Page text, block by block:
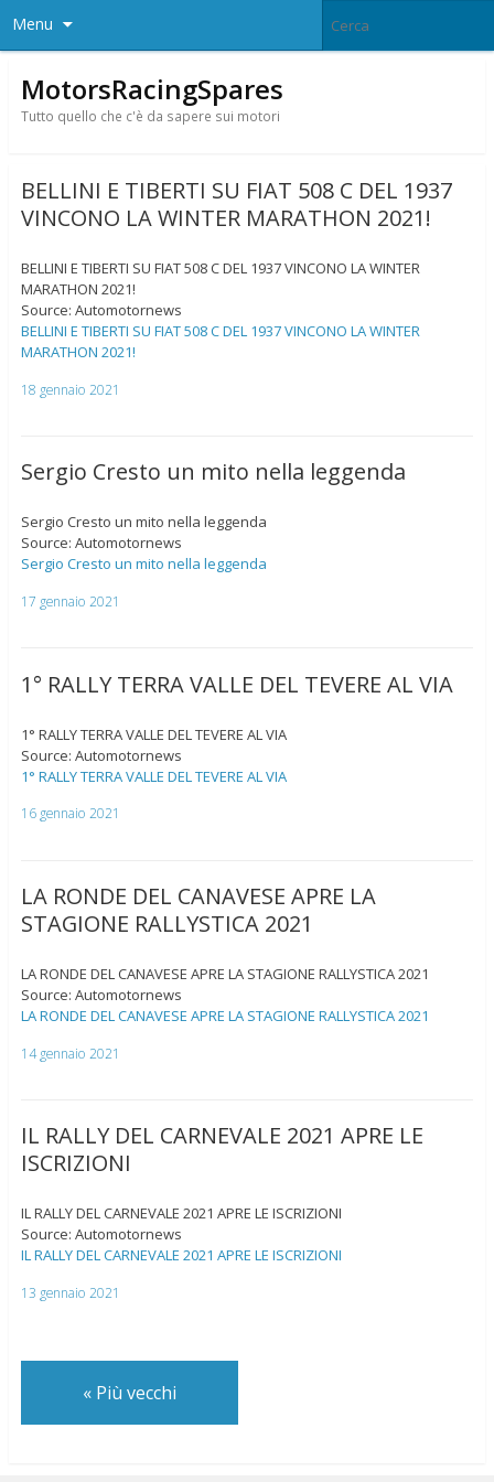
Menu
MotorsRacingSpares
Tutto quello che c'è da sapere sui motori
BELLINI E TIBERTI SU FIAT 508 C DEL 1937
VINCONO LA WINTER MARATHON 2021!
BELLINI E TIBERTI SU FIAT 508 C DEL 1937 VINCONO LA WINTER
MARATHON 2021!
Source: Automotornews
BELLINI E TIBERTI SU FIAT 508 C DEL 1937 VINCONO LA WINTER
MARATHON 2021!
18 gennaio 2021
Sergio Cresto un mito nella leggenda
Sergio Cresto un mito nella leggenda
Source: Automotornews
Sergio Cresto un mito nella leggenda
17 gennaio 2021
1° RALLY TERRA VALLE DEL TEVERE AL VIA
1° RALLY TERRA VALLE DEL TEVERE AL VIA
Source: Automotornews
1° RALLY TERRA VALLE DEL TEVERE AL VIA
16 gennaio 2021
LA RONDE DEL CANAVESE APRE LA
STAGIONE RALLYSTICA 2021
LA RONDE DEL CANAVESE APRE LA STAGIONE RALLYSTICA 2021
Source: Automotornews
LA RONDE DEL CANAVESE APRE LA STAGIONE RALLYSTICA 2021
14 gennaio 2021
IL RALLY DEL CARNEVALE 2021 APRE LE
ISCRIZIONI
IL RALLY DEL CARNEVALE 2021 APRE LE ISCRIZIONI
Source: Automotornews
IL RALLY DEL CARNEVALE 2021 APRE LE ISCRIZIONI
13 gennaio 2021
«Più vecchi